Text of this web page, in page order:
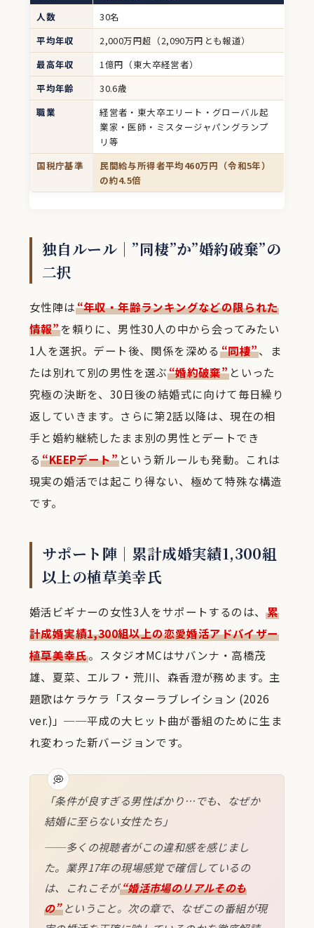
人数
30名
平均年収
2,000万円超（2,090万円とも報道）
最高年収
1億円（東大卒経営者）
平均年齢
30.6歳
職業
経営者・東大卒エリート・グローバル起
業家・医師・ミスタージャパングランプ
リ等
国税庁基準
民間給与所得者平均460万円（令和5年）
の約4.5倍
独自ルール｜”同棲”か”婚約破棄”の
二択
女性陣は“年収・年齢ランキングなどの限られた
情報”を頼りに、男性30人の中から会ってみたい
1人を選択。デート後、関係を深める “同棲”、ま
たは別れて別の男性を選ぶ“婚約破棄” といった
究極の決断を、30日後の結婚式に向けて毎日繰り
返していきます。さらに第2話以降は、現在の相
手と婚約継続したまま別の男性とデートでき
る“KEEPデート”という新ルールも発動。これは
現実の婚活では起こり得ない、極めて特殊な構造
です。
サポート陣｜累計成婚実績1,300組
以上の植草美幸氏
婚活ビギナーの女性3人をサポートするのは、累
計成婚実績1,300組以上の恋愛婚活アドバイザー
植草美幸氏。スタジオMCはサバンナ・高橋茂
雄、夏菜、エルフ・荒川、森香澄が務めます。主
題歌はケラケラ「スターラブレイション (2026
ver.)」──平成の大ヒット曲が番組のために生ま
れ変わった新バージョンです。
「条件が良すぎる男性ばかり…でも、なぜか
結婚に至らない女性たち」
──多くの視聴者がこの違和感を感じまし
た。業界17年の現場感覚で確信しているの
は、これこそが“婚活市場のリアルそのも
の”ということ。次の章で、なぜこの番組が現